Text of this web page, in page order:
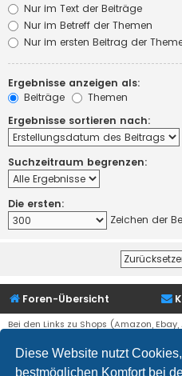
Diese Website nutzt
bestmöglichen Komfort bei
Nur im Text der Beiträge
Nur im Betreff der Themen
Nur im ersten Beitrag der
Ergebnisse anzeigen als:
Beiträge
Themen
Ergebnisse sortieren nach:
Suchzeitraum begrenzen:
Die ersten:
Zeichen der
Foren-Übersicht
Bei den Links zu Shops (Amazon,
Stern (*) markiert sind, kann es
den Kauf eines Produktes
Umsatzbeteiligung gutgeschrieben.